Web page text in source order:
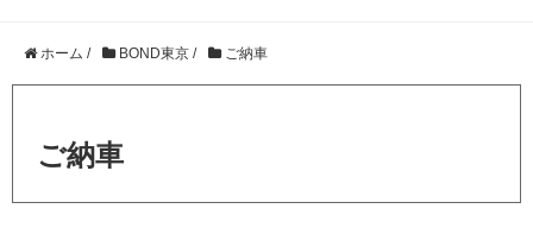
ホーム / BOND東京 / ご納車
ご納車